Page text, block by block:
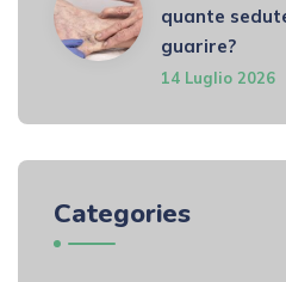
quante
guarire?
14 Luglio 2026
Categories